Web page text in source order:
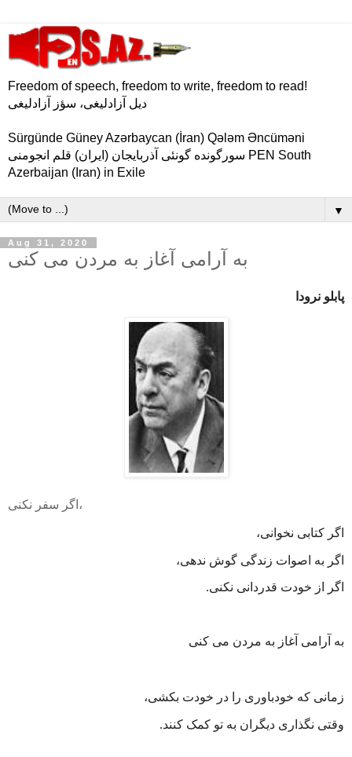
Freedom of speech, freedom to write, freedom to read!
دیل آزادلیغی، سؤز آزادلیغی
Sürgünde Güney Azərbaycan (İran) Qələm Əncüməni
سورگونده گونئی آذربایجان (ایران) قلم انجومنی PEN South
Azerbaijan (Iran) in Exile
▼
Aug 31, 2020
به آرامی آغاز به مردن می کنی
پابلو نرودا
اگر سفر نکنی،
اگر کتابی نخوانی،
اگر به اصوات زندگی گوش ندهی،
اگر از خودت قدردانی نکنی.
به آرامی آغاز به مردن می کنی
زمانی که خودباوری را در خودت بکشی،
وقتی نگذاری دیگران به تو کمک کنند.